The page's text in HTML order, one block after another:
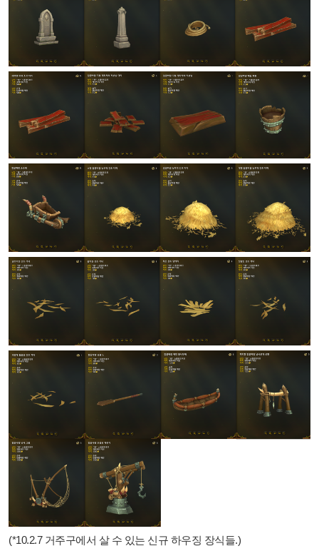
(*10.2.7 거주구에서 살 수 있는 신규 하우징 장식들.)